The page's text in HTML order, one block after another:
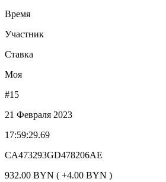
Время
Участник
Ставка
Моя
#15
21 Февраля 2023
17:59:29.69
CA473293GD478206AE
932.00 BYN ( +4.00 BYN )